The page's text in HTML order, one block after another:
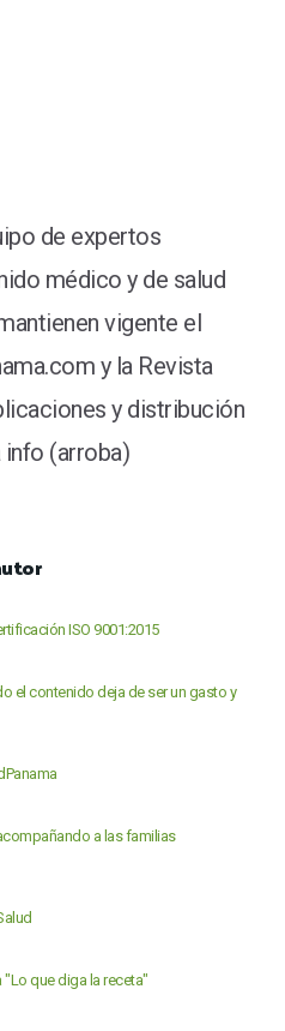
de expertos
médico y de salud
vigente el
y la Revista
y distribución
(arroba)
ISO 9001:2015
el contenido deja de ser un gasto y
a las familias
"Lo que diga la receta"